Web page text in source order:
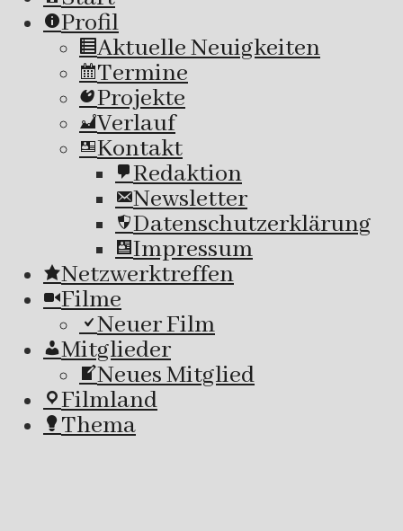
Profil
Aktuelle Neuigkeiten
Termine
Projekte
Verlauf
Kontakt
Redaktion
Newsletter
Datenschutzerklärung
Impressum
Netzwerktreffen
Filme
Neuer Film
Mitglieder
Neues Mitglied
Filmland
Thema